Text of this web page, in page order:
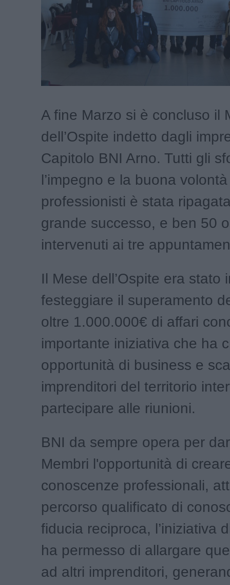
A fine Marzo si è concluso il
dell’Ospite indetto dagli
Capitolo BNI Arno. Tutti gli
l’impegno e la buona
professionisti è stata
grande successo, e ben 50
intervenuti ai tre
Il Mese dell’Ospite era stato
festeggiare il superamento
oltre 1.000.000€ di affari
importante iniziativa che ha
opportunità di business e
imprenditori del territorio
partecipare alle riunioni.
BNI da sempre opera per
Membri l'opportunità di
conoscenze professionali,
percorso qualificato di
fiducia reciproca, l’iniziativa
ha permesso di allargare
ad altri imprenditori,